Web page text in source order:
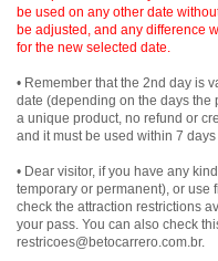
be used on any other date
be adjusted, and any difference
for the new selected date.
• Remember that the 2nd day is
date (depending on the days the
a unique product, no refund or
and it must be used within 7
• Dear visitor, if you have any
temporary or permanent), or use
check the attraction restrictions
your pass. You can also check
restricoes@betocarrero.com.br.